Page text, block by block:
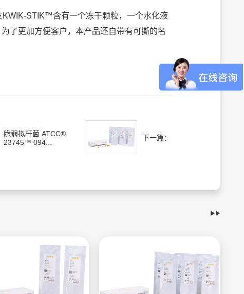
STIK™含有一个冻干颗粒，一个水化液
了更加方便客户，本产品还自带有可撕的名
脆弱拟杆菌 ATCC®
23745™ 094...
下一篇：